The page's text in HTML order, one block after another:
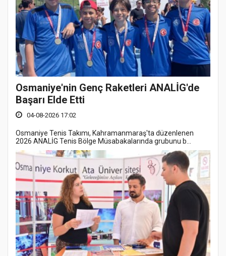
Osmaniye'nin Genç Raketleri ANALİG'de
Başarı Elde Etti
04-08-2026 17:02
Osmaniye Tenis Takımı, Kahramanmaraş'ta düzenlenen
2026 ANALİG Tenis Bölge Müsabakalarında grubunu b...